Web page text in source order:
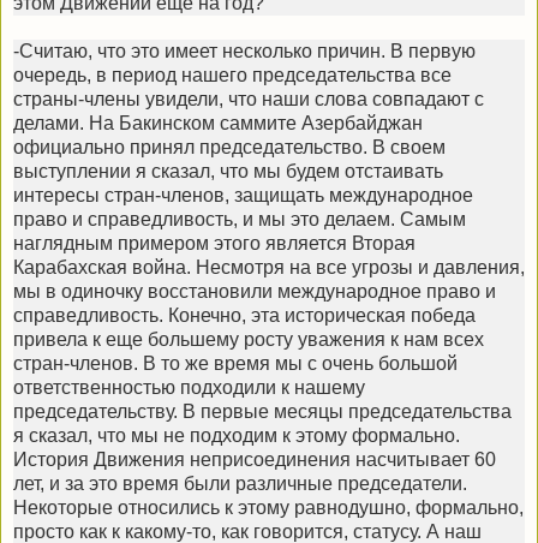
-Считаю, что это имеет несколько причин. В первую
очередь, в период нашего председательства все
страны-члены увидели, что наши слова совпадают с
делами. На Бакинском саммите Азербайджан
официально принял председательство. В своем
выступлении я сказал, что мы будем отстаивать
интересы стран-членов, защищать международное
право и справедливость, и мы это делаем. Самым
наглядным примером этого является Вторая
Карабахская война. Несмотря на все угрозы и давления,
мы в одиночку восстановили международное право и
справедливость. Конечно, эта историческая победа
привела к еще большему росту уважения к нам всех
стран-членов. В то же время мы с очень большой
ответственностью подходили к нашему
председательству. В первые месяцы председательства
я сказал, что мы не подходим к этому формально.
История Движения неприсоединения насчитывает 60
лет, и за это время были различные председатели.
Некоторые относились к этому равнодушно, формально,
просто как к какому-то, как говорится, статусу. А наш